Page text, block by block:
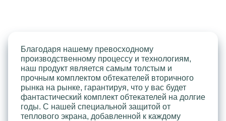
Благодаря нашему превосходному
производственному процессу и технологиям,
наш продукт является самым толстым и
прочным комплектом обтекателей вторичного
рынка на рынке, гарантируя, что у вас будет
фантастический комплект обтекателей на долгие
годы. С нашей специальной защитой от
теплового экрана, добавленной к каждому